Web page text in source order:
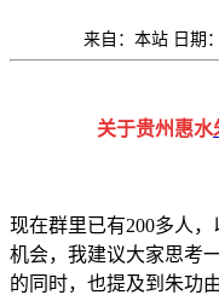
来自：本站 日期
关于贵州惠水
现在群里已有200多人
机会，我建议大家思考
的同时，也提及到朱功